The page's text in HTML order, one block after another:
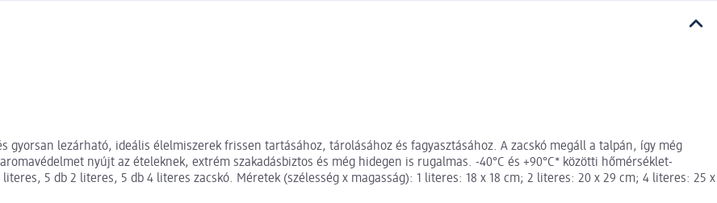
lezárható, ideális élelmiszerek frissen tartásához, tárolásához és fagyasztásához. A zacskó megáll a talpán, így még
nyújt az ételeknek, extrém szakadásbiztos és még hidegen is rugalmas. -40°C és +90°C* közötti hőmérséklet-
5 db 2 literes, 5 db 4 literes zacskó. Méretek (szélesség x magasság): 1 literes: 18 x 18 cm; 2 literes: 20 x 29 cm; 4 literes: 25 x